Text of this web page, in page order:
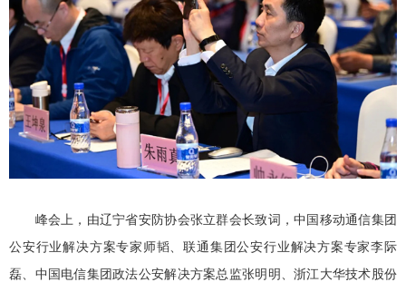
峰会上，由辽宁省安防协会张立群会长致词，中国移动通信集团
公安行业解决方案专家师韬、联通集团公安行业解决方案专家李际
磊、中国电信集团政法公安解决方案总监张明明、浙江大华技术股份